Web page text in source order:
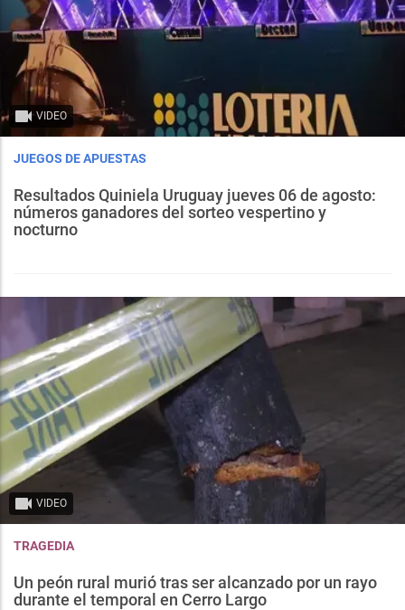
VIDEO
JUEGOS DE APUESTAS
Resultados Quiniela Uruguay jueves 06 de agosto:
números ganadores del sorteo vespertino y
nocturno
VIDEO
TRAGEDIA
Un peón rural murió tras ser alcanzado por un rayo
durante el temporal en Cerro Largo